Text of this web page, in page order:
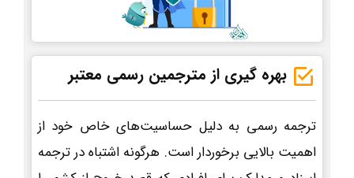
بهره گیری از مترجمین رسمی معتبر
ترجمه رسمی به دلیل حساسیت‌های خاص خود از
اهمیت بالایی برخوردار است. هرگونه اشتباه در ترجمه